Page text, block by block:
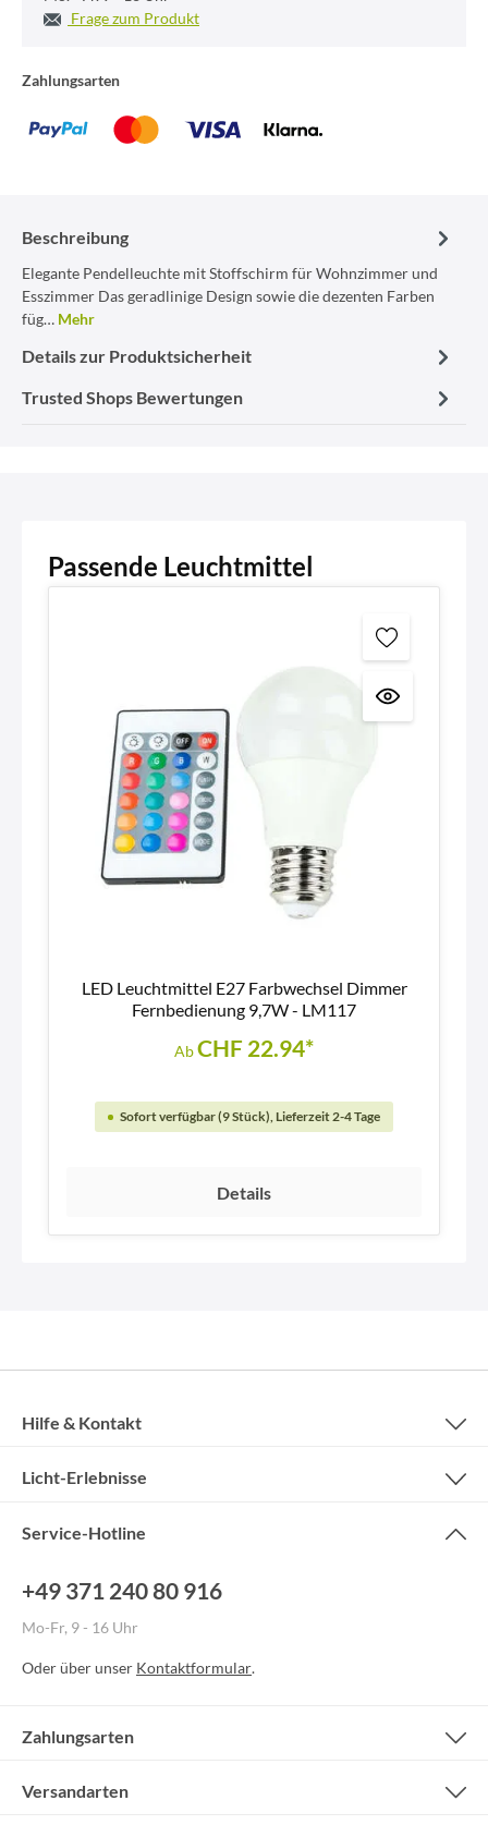
Frage zum Produkt
Zahlungsarten
Beschreibung
Elegante Pendelleuchte mit Stoffschirm für Wohnzimmer und
Esszimmer Das geradlinige Design sowie die dezenten Farben
füg… Mehr
Details zur Produktsicherheit
Trusted Shops Bewertungen
Passende Leuchtmittel
LED Leuchtmittel E27 Farbwechsel Dimmer
Fernbedienung 9,7W - LM117
AbCHF 22.94*
Sofort verfügbar (9 Stück), Lieferzeit 2-4 Tage
Details
Service-Hotline
+49 371 240 80 916
Mo-Fr, 9 - 16 Uhr
Oder über unser Kontaktformular.
Hilfe & Kontakt
Licht-Erlebnisse
Zahlungsarten
Versandarten